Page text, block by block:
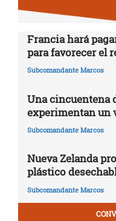
Francia hará
para favorecer el
Subcomandante Marcos
Una cincuentena
experimentan un
Subcomandante Marcos
Nueva Zelanda
plástico
Subcomandante Marcos